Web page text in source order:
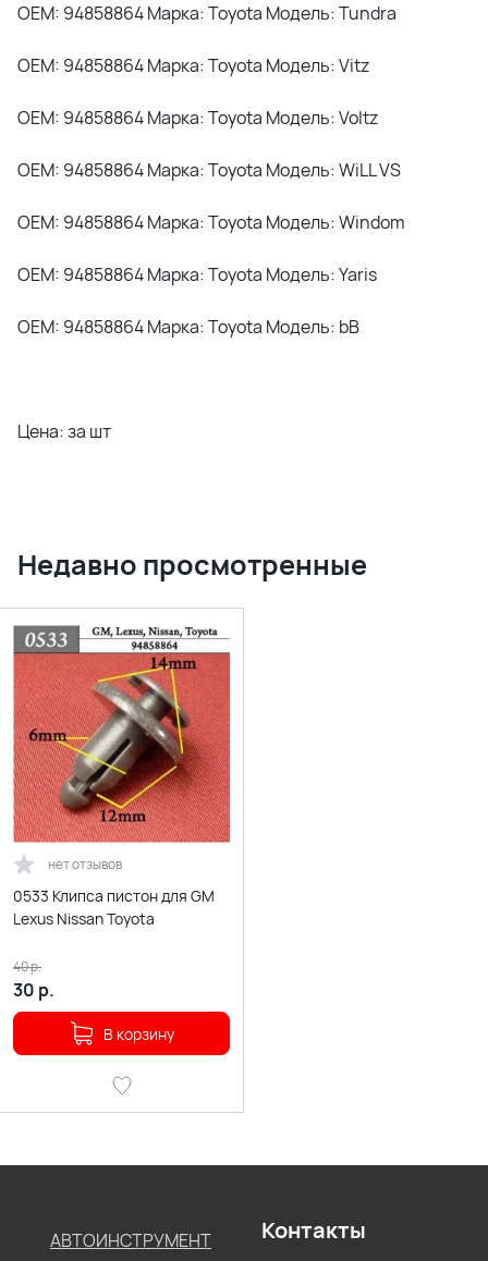
OEM: 94858864 Марка: Toyota Модель: Tundra
OEM: 94858864 Марка: Toyota Модель: Vitz
OEM: 94858864 Марка: Toyota Модель: Voltz
OEM: 94858864 Марка: Toyota Модель: WiLL VS
OEM: 94858864 Марка: Toyota Модель: Windom
OEM: 94858864 Марка: Toyota Модель: Yaris
OEM: 94858864 Марка: Toyota Модель: bB
Цена: за шт
Недавно просмотренные
нет отзывов
0533 Клипса пистон для GM
Lexus Nissan Toyota
30 р.
40р.
В корзину
АВТОИНСТРУМЕНТ
Контакты